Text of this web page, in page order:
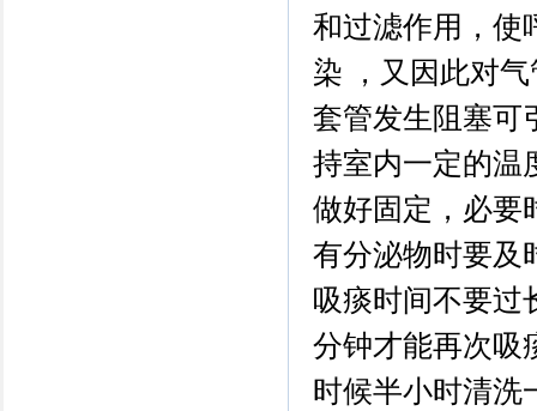
和过滤作用，使
染 ，又因此对
套管发生阻塞可
持室内一定的温
做好固定，必要
有分泌物时要及
吸痰时间不要过
分钟才能再次吸
时候半小时清洗